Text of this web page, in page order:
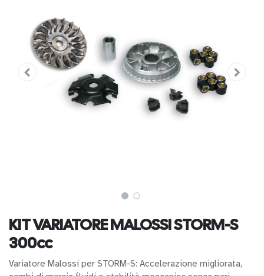
KIT VARIATORE MALOSSI STORM-S
300cc
Variatore Malossi per STORM-S: Accelerazione migliorata,